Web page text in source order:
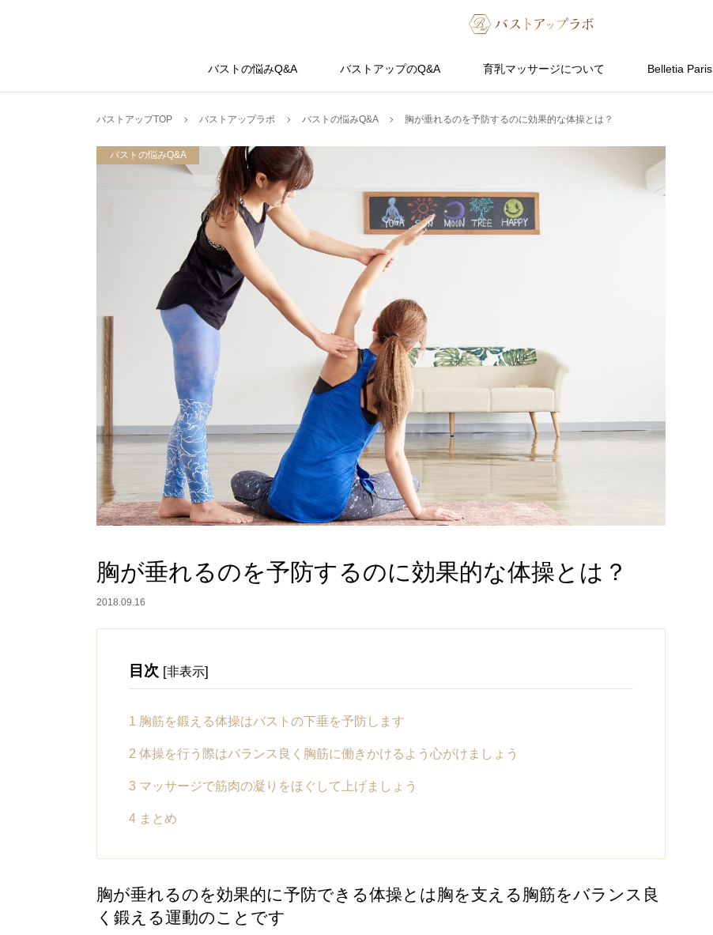
バストの悩みQ&A バストアップのQ&A 育乳マッサージについて Belletia Paris
バストアップTOP バストアップラボ バストの悩みQ&A 胸が垂れるのを予防するのに効果的な体操とは？
バストの悩みQ&A
胸が垂れるのを予防するのに効果的な体操とは？
2018.09.16
目次 [非表示]
1 胸筋を鍛える体操はバストの下垂を予防します
2 体操を行う際はバランス良く胸筋に働きかけるよう心がけましょう
3 マッサージで筋肉の凝りをほぐして上げましょう
4 まとめ
胸が垂れるのを効果的に予防できる体操とは胸を支える胸筋をバランス良
く鍛える運動のことです